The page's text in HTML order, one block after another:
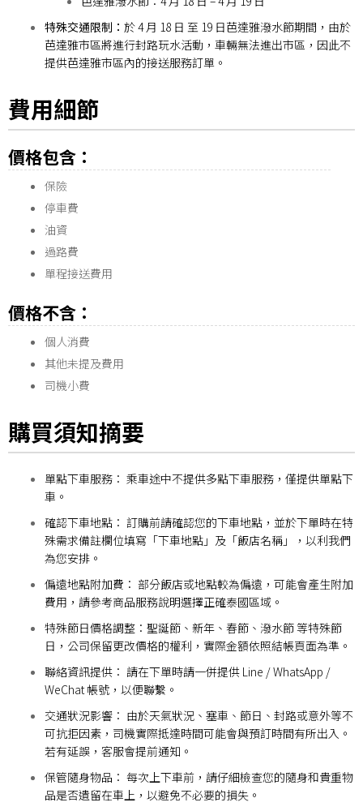
特殊交通限制： 於 4 月 18 日 至 19 日芭達雅潑水節期間，由於
芭達雅市區將進行封路玩水活動，車輛無法進出市區，因此不
提供芭達雅市區內的接送服務訂單。
費用細節
價格包含：
保險
停車費
油資
過路費
單程接送費用
價格不含：
個人消費
其他未提及費用
司機小費
購買須知摘要
單點下車服務： 乘車途中不提供多點下車服務，僅提供單點下
車。
確認下車地點： 訂購前請確認您的下車地點，並於下單時在特
殊需求備註欄位填寫「下車地點」及「飯店名稱」，以利我們
為您安排。
偏遠地點附加費： 部分飯店或地點較為偏遠，可能會產生附加
費用，請參考商品服務說明選擇正確泰國區域。
特殊節日價格調整：聖誕節、新年、春節、潑水節 等特殊節
日，公司保留更改價格的權利，實際金額依照結帳頁面為準。
聯絡資訊提供： 請在下單時請一併提供 Line / WhatsApp /
WeChat 帳號，以便聯繫。
交通狀況影響： 由於天氣狀況、塞車、節日、封路或意外等不
可抗拒因素，司機實際抵達時間可能會與預訂時間有所出入。
若有延誤，客服會提前通知。
保管隨身物品： 每次上下車前，請仔細檢查您的隨身和貴重物
品是否遺留在車上，以避免不必要的損失。